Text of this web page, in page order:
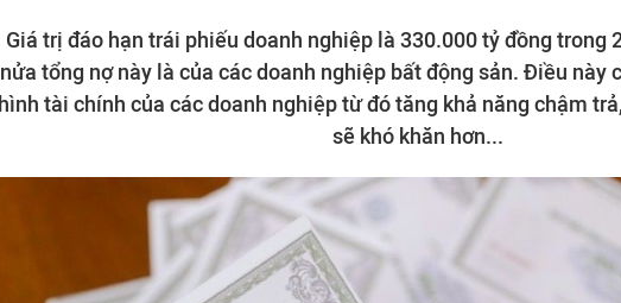
Giá trị đáo hạn trái phiếu doanh nghiệp là 330.000 tỷ đồng trong
nửa tổng nợ này là của các doanh nghiệp bất động sản. Điều này
hình tài chính của các doanh nghiệp từ đó tăng khả năng chậm
sẽ khó khăn hơn...